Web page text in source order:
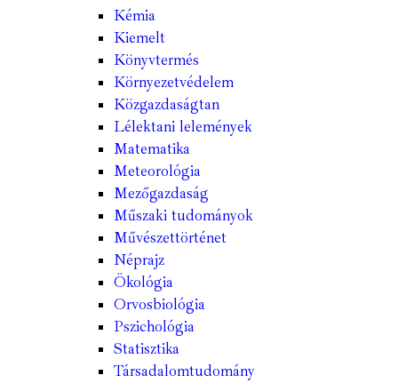
Kémia
Kiemelt
Könyvtermés
Környezetvédelem
Közgazdaságtan
Lélektani lelemények
Matematika
Meteorológia
Mezőgazdaság
Műszaki tudományok
Művészettörténet
Néprajz
Ökológia
Orvosbiológia
Pszichológia
Statisztika
Társadalomtudomány